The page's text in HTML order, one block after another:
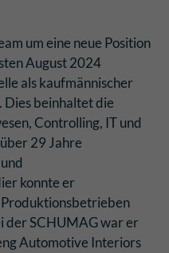
um eine neue Position
August 2024
als kaufmännischer
Dies beinhaltet die
Controlling, IT und
29 Jahre
konnte er
der SCHUMAG war er
Automotive Interiors